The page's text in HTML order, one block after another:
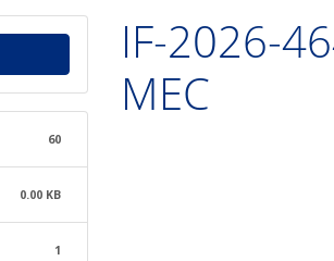
60
0.00 KB
1
IF-2026-
MEC